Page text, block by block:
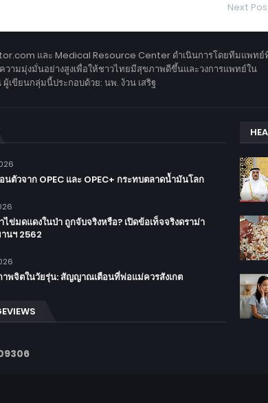
Next
และ Medical Resource Center ดำเนินการโดยทีมแพทย์
วามมุ่งมั่นอย่างสูงเพื่อให้ชาวไทยมีสุขภาพดีขึ้นและวงการแพทย์ใน
ผู้เขียนกลุ่มนี้ประกอบด้วย: นพ. ง้วน เสริฐ
นตัวจาก OPEC และ OPEC+ กระทบตลาดน้ำมันโลก
ไข่มดแดงในป่า ถูกจับจริงหรือ? เปิดข้อเท็จจริงดราม่า
นฯ 2562
พจิตในวัยรุ่น: สัญญาณเตือนที่พ่อแม่ควรสังเกต
9306